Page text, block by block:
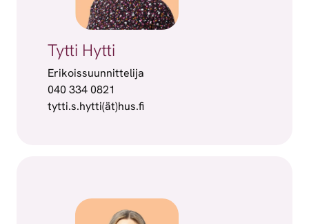
Tytti Hytti
Erikoissuunnittelija
040 334 0821
tytti.s.hytti(ät)hus.fi